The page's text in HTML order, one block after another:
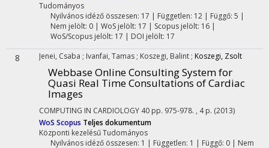
Tudományos
Nyilvános idéző összesen: 17 | Független: 12 | Függő: 5 |
Nem jelölt: 0 | WoS jelölt: 17 | Scopus jelölt: 16 |
WoS/Scopus jelölt: 17 | DOI jelölt: 17
8 Jenei, Csaba ; Ivanfai, Tamas ; Koszegi, Balint ; Koszegi, Zsolt
Webbase Online Consulting System for
Quasi Real Time Consultations of Cardiac
Images
COMPUTING IN CARDIOLOGY 40 pp. 975-978. , 4 p. (2013)
WoS Scopus Teljes dokumentum
Központi kezelésűTudományos
Nyilvános idéző összesen: 1 | Független: 1 | Függő: 0 | Nem